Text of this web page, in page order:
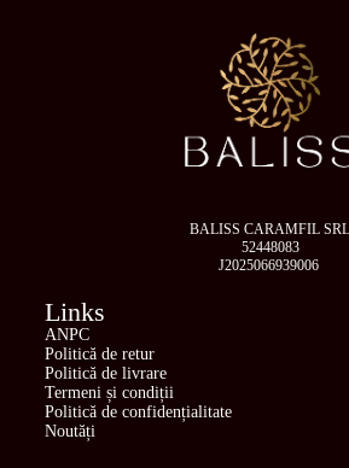
BALISS CARAMFIL SRL
52448083
J2025066939006
Links
ANPC
Politică de retur
Politică de livrare
Termeni și condiții
Politică de confidențialitate
Noutăți